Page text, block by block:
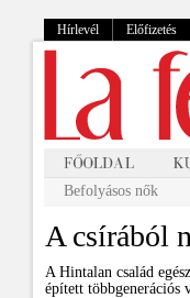
Hírlevél Előfizetés
Befolyásos nők
A csírából
A Hintalan család
épített többgenerációs